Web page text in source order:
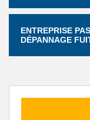
ENTREPRISE
DÉPANNAGE